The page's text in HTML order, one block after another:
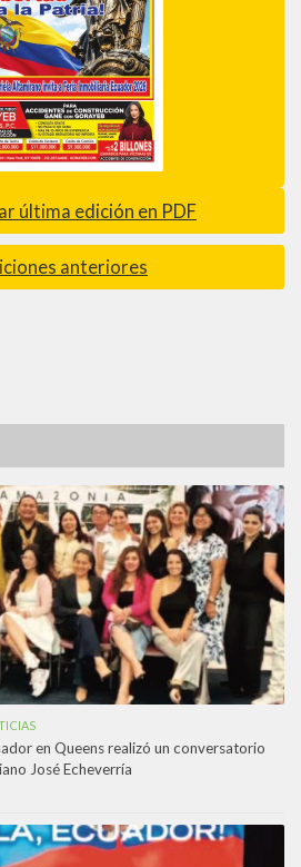
última edición en PDF
anteriores
en Queens realizó un conversatorio
José Echeverría